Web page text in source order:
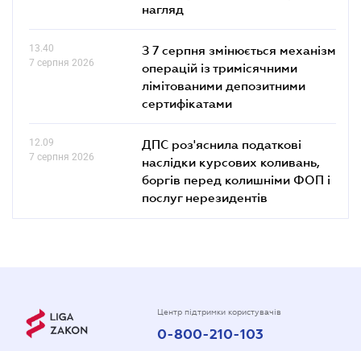
нагляд
13.40
7 серпня 2026
З 7 серпня змінюється механізм
операцій із тримісячними
лімітованими депозитними
сертифікатами
12.09
7 серпня 2026
ДПС роз'яснила податкові
наслідки курсових коливань,
боргів перед колишніми ФОП і
послуг нерезидентів
Центр підтримки користувачів
0-800-210-103